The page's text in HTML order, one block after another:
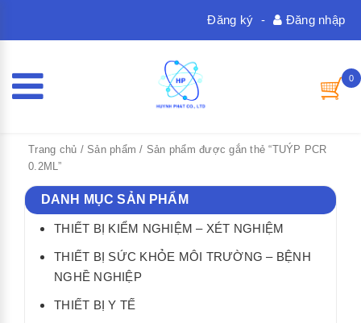
Đăng nhập
-
Đăng ký
0
Trang chủ / Sản phẩm / Sản phẩm được gắn thẻ “TUÝP PCR
0.2ML”
DANH MỤC SẢN PHẨM
THIẾT BỊ KIỂM NGHIỆM – XÉT NGHIỆM
THIẾT BỊ SỨC KHỎE MÔI TRƯỜNG – BỆNH
NGHỀ NGHIỆP
THIẾT BỊ Y TẾ